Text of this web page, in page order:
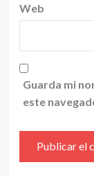
Web
Guarda mi
este